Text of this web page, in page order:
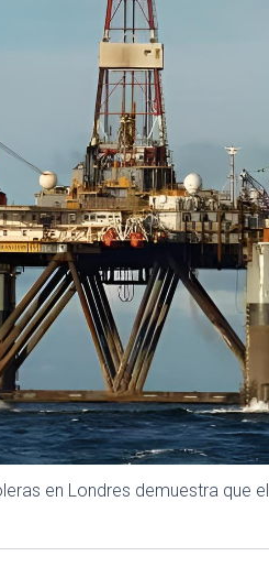
en Londres demuestra que